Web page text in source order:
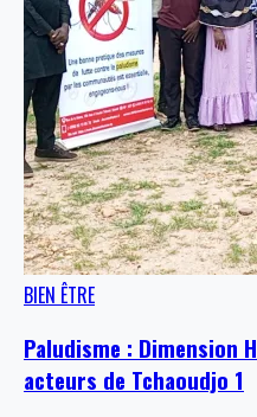
BIEN ÊTRE
Paludisme : Dimension
acteurs de Tchaoudjo 1